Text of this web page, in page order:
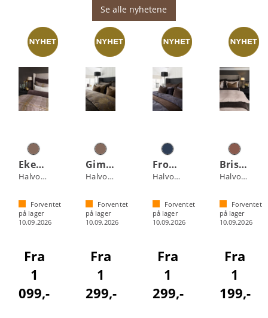
Se alle nyhetene
Ekeberg sengesett
Halvor Bakke
Forventet
på lager
10.09.2026
Fra
1
099,-
Gimle sengesett
Halvor Bakke
Forventet
på lager
10.09.2026
Fra
1
299,-
Frogner sengesett
Halvor Bakke
Forventet
på lager
10.09.2026
Fra
1
299,-
Briskeby sengesett
Halvor Bakke
Forventet
på lager
10.09.2026
Fra
1
199,-